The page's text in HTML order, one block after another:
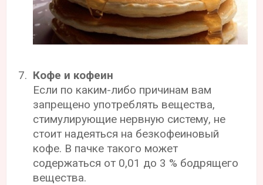
Кофе и кофеин
Если по каким-либо причинам вам
запрещено употреблять вещества,
стимулирующие нервную систему, не
стоит надеяться на безкофеиновый
кофе. В пачке такого может
содержаться от 0,01 до 3 % бодрящего
вещества.